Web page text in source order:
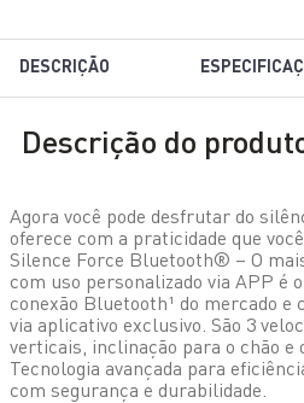
DESCRIÇÃO
Descrição do
Agora você pode desfrutar do
oferece com a praticidade que
Silence Force Bluetooth® – O
com uso personalizado via APP é
conexão Bluetooth¹ do mercado
via aplicativo exclusivo. São 3
verticais, inclinação para o chão e
Tecnologia avançada para
com segurança e durabilidade.